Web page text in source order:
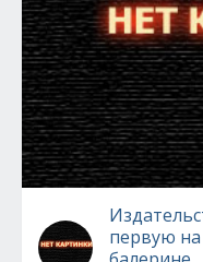
первую